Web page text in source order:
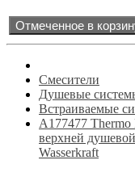
Отмеченное в
Смесители
Душевые
Встраиваемые
A177477
верхней
Wasserkraft